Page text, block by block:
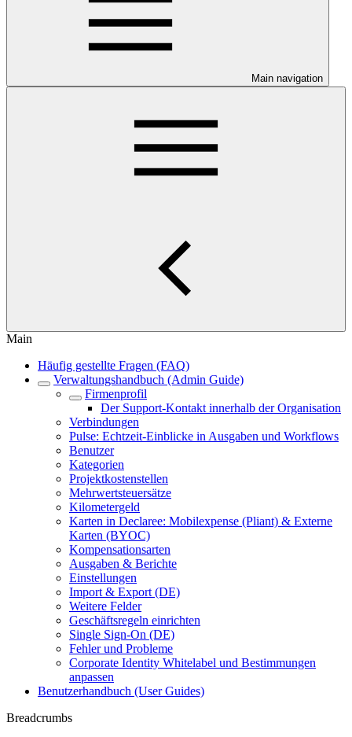
Main navigation
Main
Häufig gestellte Fragen (FAQ)
Verwaltungshandbuch (Admin Guide)
Firmenprofil
Der Support-Kontakt innerhalb der Organisation
Verbindungen
Pulse: Echtzeit-Einblicke in Ausgaben und Workflows
Benutzer
Kategorien
Projektkostenstellen
Mehrwertsteuersätze
Kilometergeld
Karten in Declaree: Mobilexpense (Pliant) & Externe
Karten (BYOC)
Kompensationsarten
Ausgaben & Berichte
Einstellungen
Import & Export (DE)
Weitere Felder
Geschäftsregeln einrichten
Single Sign-On (DE)
Fehler und Probleme
Corporate Identity Whitelabel und Bestimmungen
anpassen
Benutzerhandbuch (User Guides)
Breadcrumbs